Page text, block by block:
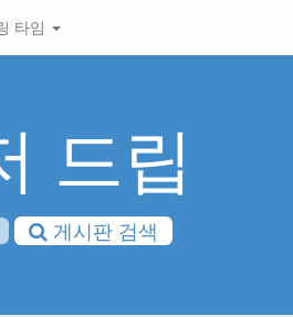
타임
드립
게시판 검색